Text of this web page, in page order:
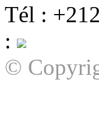
Tél :
:
©